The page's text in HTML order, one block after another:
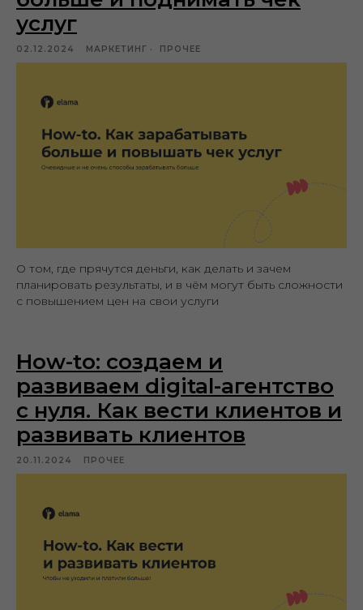
услуг
02.12.2024 МАРКЕТИНГ ПРОЧЕЕ
О том, где прячутся деньги, как делать и зачем
планировать результаты, и в чём могут быть сложности
с повышением цен на свои услуги
How-to: cоздаем и
развиваем digital-агентство
с нуля. Как вести клиентов и
развивать клиентов
20.11.2024 ПРОЧЕЕ